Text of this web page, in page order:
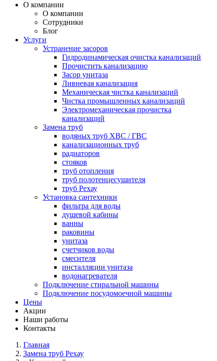
О компании
О компании
Сотрудники
Блог
Услуги
Устранение засоров
Гидродинамическая очистка канализаций
Прочистить канализацию
Засор унитаза
Ливневая канализация
Механическая чистка канализаций
Чистка промышленных канализаций
Электромеханическая прочистка
канализаций
Замена труб
водяных труб ХВС / ГВС
канализационных труб
радиаторов
стояков
труб отопления
труб полотенцесушителя
труб Рехау
Установка сантехники
фильтра для воды
душевой кабины
ванны
раковины
унитаза
счетчиков воды
смесителя
инсталляции унитаза
водонагревателя
Подключение стиральной машины
Подключение посудомоечной машины
Цены
Акции
Наши работы
Контакты
Главная
Замена труб Рехау